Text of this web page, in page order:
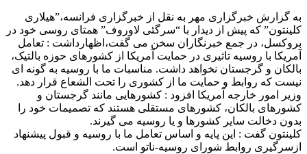
به گزارش خبرگزاری مهر به نقل از خبرگزاری فرانسه،”هیلاری
کلینتون” که پیش از دیدار با “سرگئی لاوروف” همتای روسی خود در
بروکسل، در جمع خبرنگاران سخن می گفت،اظهارداشت : تعامل
آمریکا با روسیه تاثیری در حمایت آمریکا از کشورهای حوزه بالتیک،
بالکان و گرجستان نخواهد داشت. مناسبات ما با روسیه به گونه ای
نیست که روابط و حمایت ما از کشوری را تحت الشعاع قرار دهد.
وزیر امور خارجه آمریکا افزود : کشورهایی مانند گرجستان و
کشورهای بالکان، کشورهای مستقلی هستند که تصمیمات خود را
بدون دخالت سایر کشورها و یا روسیه می گیرند.
کلینتون گفت : این پایه و اساس تعامل ما با روسیه و قبول پیشنهاد
ازسرگیری روابط شورای روسیه-ناتو است.